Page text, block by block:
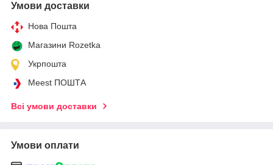
Умови доставки
Нова Пошта
Магазини Rozetka
Укрпошта
Meest ПОШТА
Всі умови доставки
Умови оплати